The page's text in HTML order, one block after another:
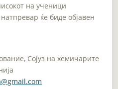
на ученици
ќе биде објавен
Сојуз на хемичарите